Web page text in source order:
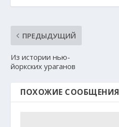
ПРЕДЫДУЩИЙ
Из истории нью-
йоркских ураганов
ПОХОЖИЕ СООБЩЕНИЯ